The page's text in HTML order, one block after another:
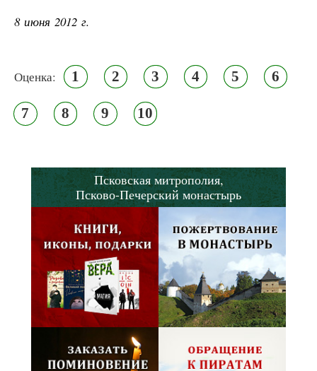
8 июня 2012 г.
Оценка: 1 2 3 4 5 6
7 8 9 10
Псковская митрополия,
Псково-Печерский монастырь